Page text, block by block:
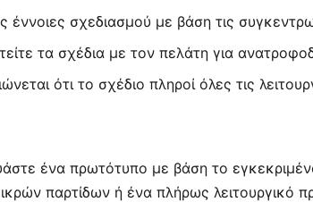
έννοιες σχεδιασμού με βάση τις
τα σχέδια με τον πελάτη για
ότι το σχέδιο πληροί όλες τις
ένα πρωτότυπο με βάση το
παρτίδων ή ένα πλήρως λειτουργικό